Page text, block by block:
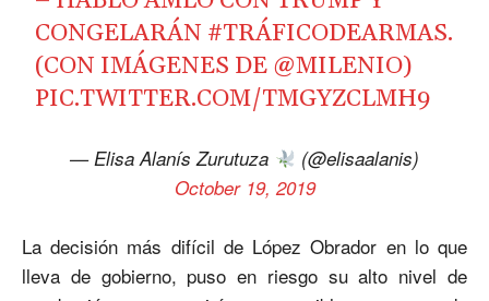
CONGELARÁN #TRÁFICODEARMAS.
(CON IMÁGENES DE @MILENIO)
PIC.TWITTER.COM/TMGYZCLMH9
— Elisa Alanís Zurutuza
(@elisaalanis)
October 19, 2019
La decisión más difícil de López Obrador en lo que
lleva de gobierno, puso en riesgo su alto nivel de